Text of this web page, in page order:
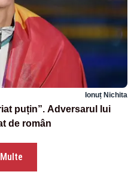
Ionuț Nichita
puțin”. Adversarul lui
de român